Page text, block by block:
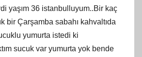
yaşım 36 istanbulluyum..Bir kaç
bir Çarşamba sabahı kahvaltıda
yumurta istedi ki
sucuk var yumurta yok bende